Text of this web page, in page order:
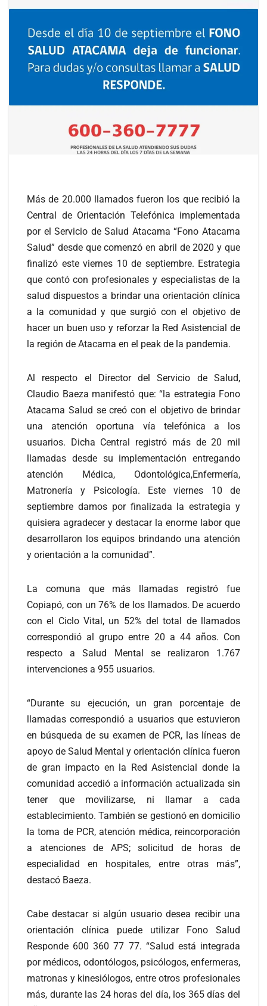
Más de 20.000 llamados fueron los que recibió la
Central de Orientación Telefónica implementada
por el Servicio de Salud Atacama “Fono Atacama
Salud” desde que comenzó en abril de 2020 y que
finalizó este viernes 10 de septiembre. Estrategia
que contó con profesionales y especialistas de la
salud dispuestos a brindar una orientación clínica
a la comunidad y que surgió con el objetivo de
hacer un buen uso y reforzar la Red Asistencial de
la región de Atacama en el peak de la pandemia.
Al respecto el Director del Servicio de Salud,
Claudio Baeza manifestó que: “la estrategia Fono
Atacama Salud se creó con el objetivo de brindar
una atención oportuna vía telefónica a los
usuarios. Dicha Central registró más de 20 mil
llamadas desde su implementación entregando
atención Médica, Odontológica,Enfermería,
Matronería y Psicología. Este viernes 10 de
septiembre damos por finalizada la estrategia y
quisiera agradecer y destacar la enorme labor que
desarrollaron los equipos brindando una atención
y orientación a la comunidad”.
La comuna que más llamadas registró fue
Copiapó, con un 76% de los llamados. De acuerdo
con el Ciclo Vital, un 52% del total de llamados
correspondió al grupo entre 20 a 44 años. Con
respecto a Salud Mental se realizaron 1.767
intervenciones a 955 usuarios.
“Durante su ejecución, un gran porcentaje de
llamadas correspondió a usuarios que estuvieron
en búsqueda de su examen de PCR, las líneas de
apoyo de Salud Mental y orientación clínica fueron
de gran impacto en la Red Asistencial donde la
comunidad accedió a información actualizada sin
tener que movilizarse, ni llamar a cada
establecimiento. También se gestionó en domicilio
la toma de PCR, atención médica, reincorporación
a atenciones de APS; solicitud de horas de
especialidad en hospitales, entre otras más”,
destacó Baeza.
Cabe destacar si algún usuario desea recibir una
orientación clínica puede utilizar Fono Salud
Responde 600 360 77 77. “Salud está integrada
por médicos, odontólogos, psicólogos, enfermeras,
matronas y kinesiólogos, entre otros profesionales
más, durante las 24 horas del día, los 365 días del